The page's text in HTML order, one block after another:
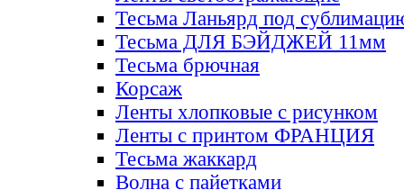
Тесьма Ланьярд под
Тесьма ДЛЯ БЭЙДЖЕЙ 11мм
Тесьма брючная
Корсаж
Ленты хлопковые с рисунком
Ленты с принтом ФРАНЦИЯ
Тесьма жаккард
Волна с пайетками